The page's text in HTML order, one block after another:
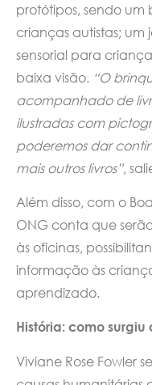
protótipos, sendo um
crianças autistas;
sensorial para
baixa visão. “O
acompanhado de
ilustradas com
poderemos dar
mais outros livros”,
Além disso, com o
ONG conta que
às oficinas,
informação às
aprendizado.
História: como
Viviane Rose Fowler